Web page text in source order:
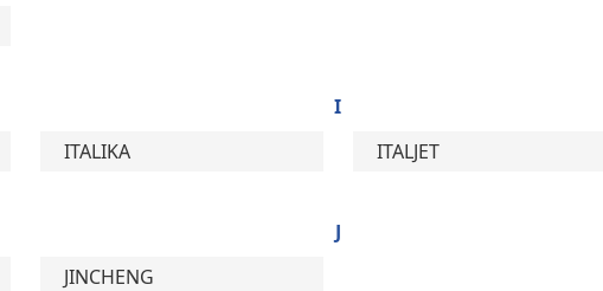
I
ITALIKA ITALJET
J
JINCHENG